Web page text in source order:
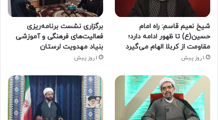
شیخ نعیم قاسم: راه امام
حسین(ع) تا ظهور ادامه دارد؛
مقاومت از کربلا الهام می‌گیرد
1 روز پیش
برگزاری نشست برنامه‌ریزی
فعالیت‌های فرهنگی و آموزشی
بنیاد مهدویت لرستان
1 روز پیش